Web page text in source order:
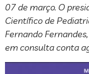
07 de março. O
Científico de
Fernando
em consulta conta